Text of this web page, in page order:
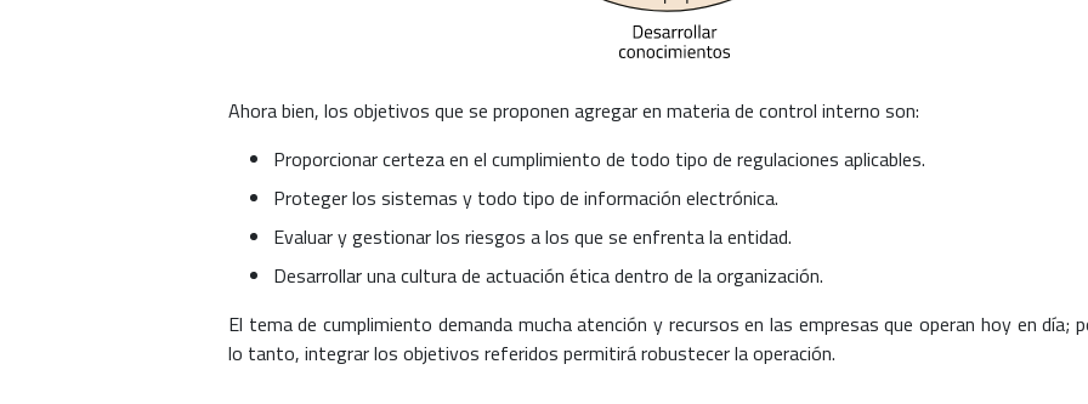
Ahora bien, los objetivos que se proponen agregar en materia de control interno son:
Proporcionar certeza en el cumplimiento de todo tipo de regulaciones aplicables.
Proteger los sistemas y todo tipo de información electrónica.
Evaluar y gestionar los riesgos a los que se enfrenta la entidad.
Desarrollar una cultura de actuación ética dentro de la organización.
El tema de cumplimiento demanda mucha atención y recursos en las empresas que operan hoy en día;
lo tanto, integrar los objetivos referidos permitirá robustecer la operación.